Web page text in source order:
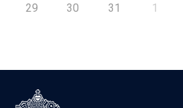
29 30 31 1